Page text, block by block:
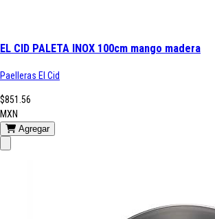
EL CID PALETA INOX 100cm mango madera
Paelleras El Cid
$851.56
MXN
Agregar